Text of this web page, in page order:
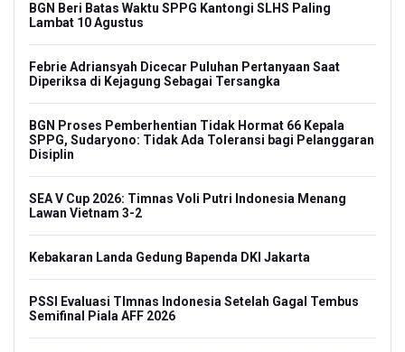
BGN Beri Batas Waktu SPPG Kantongi SLHS Paling
Lambat 10 Agustus
Febrie Adriansyah Dicecar Puluhan Pertanyaan Saat
Diperiksa di Kejagung Sebagai Tersangka
BGN Proses Pemberhentian Tidak Hormat 66 Kepala
SPPG, Sudaryono: Tidak Ada Toleransi bagi Pelanggaran
Disiplin
SEA V Cup 2026: Timnas Voli Putri Indonesia Menang
Lawan Vietnam 3-2
Kebakaran Landa Gedung Bapenda DKI Jakarta
PSSI Evaluasi TImnas Indonesia Setelah Gagal Tembus
Semifinal Piala AFF 2026